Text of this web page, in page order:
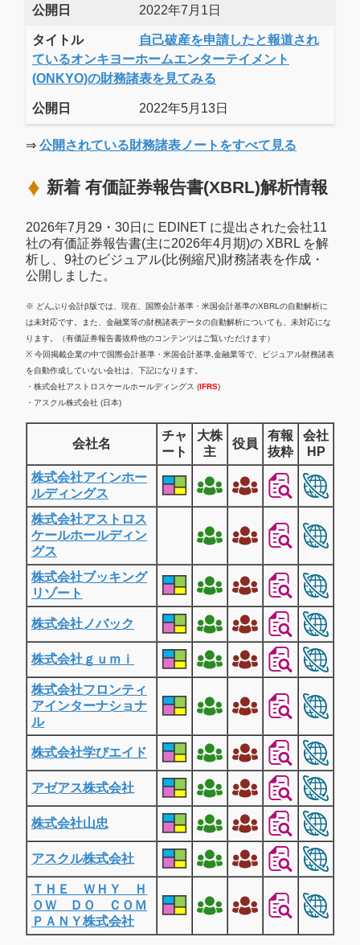
公開日 2022年7月1日
タイトル
自己破産を申請したと報道され
ているオンキヨーホームエンターテイメント
(ONKYO)の財務諸表を見てみる
公開日 2022年5月13日
⇒ 公開されている財務諸表ノートをすべて見る
新着 有価証券報告書(XBRL)解析情報
2026年7月29・30日に EDINET に提出された会社11
社の有価証券報告書(主に2026年4月期)の XBRL を解
析し、9社のビジュアル(比例縮尺)財務諸表を作成・
公開しました。
※ どんぶり会計β版では、現在、国際会計基準・米国会計基準のXBRLの自動解析に
は未対応です。また、金融業等の財務諸表データの自動解析についても、未対応にな
ります。（有価証券報告書抜粋他のコンテンツはご覧いただけます）
※ 今回掲載企業の中で国際会計基準・米国会計基準,金融業等で、ビジュアル財務諸表
を自動作成していない会社は、下記になります。
・株式会社アストロスケールホールディングス (IFRS)
・アスクル株式会社 (日本)
会社名
チャ
ート
大株
主
役員
有報
抜粋
会社
HP
株式会社アインホー
ルディングス
株式会社アストロス
ケールホールディン
グス
株式会社ブッキング
リゾート
株式会社ノバック
株式会社ｇｕｍｉ
株式会社フロンティ
アインターナショナ
ル
株式会社学びエイド
アゼアス株式会社
株式会社山忠
アスクル株式会社
ＴＨＥ ＷＨＹ Ｈ
ＯＷ ＤＯ ＣＯＭ
ＰＡＮＹ株式会社